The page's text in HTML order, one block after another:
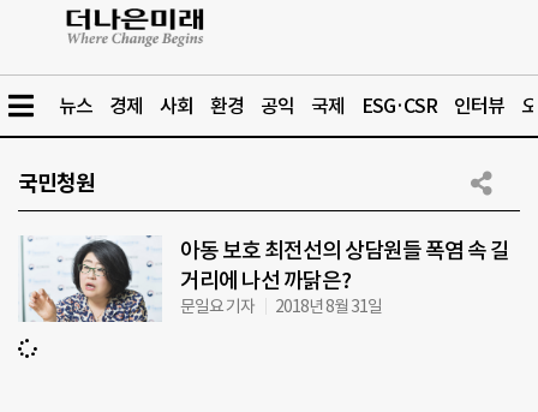
뉴스 경제 사회 환경 공익 국제 ESG·CSR 인터뷰
국민청원
아동 보호 최전선의 상담원들 폭염 속 길
거리에 나선 까닭은?
문일요 기자 2018년 8월 31일